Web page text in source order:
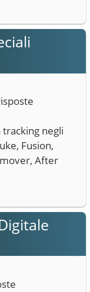
negli
Fusion,
After